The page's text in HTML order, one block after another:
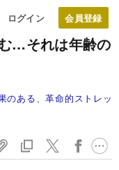
ログイン
…それは年齢の
のある、革命的ストレッ